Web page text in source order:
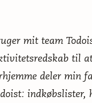
mit team
til
deler min
indkøbslister,